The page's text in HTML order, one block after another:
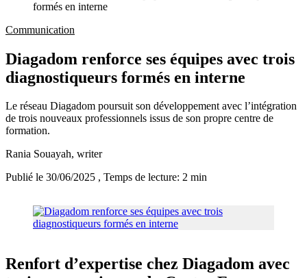
formés en interne
Communication
Diagadom renforce ses équipes avec trois
diagnostiqueurs formés en interne
Le réseau Diagadom poursuit son développement avec l’intégration
de trois nouveaux professionnels issus de son propre centre de
formation.
Rania Souayah, writer
Publié le 30/06/2025 , Temps de lecture: 2 min
Renfort d’expertise chez Diagadom avec